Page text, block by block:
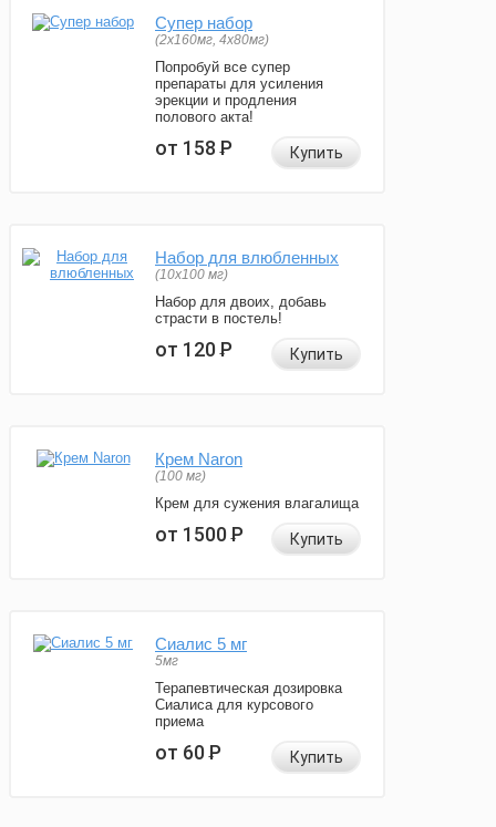
Супер набор
(2х160мг, 4х80мг)
Попробуй все супер
препараты для усиления
эрекции и продления
полового акта!
от 158Р Купить
Набор для влюбленных
(10х100 мг)
Набор для двоих, добавь
страсти в постель!
от 120Р Купить
Крем Naron
(100 мг)
Крем для сужения влагалища
от 1500Р Купить
Сиалис 5 мг
5мг
Терапевтическая дозировка
Сиалиса для курсового
приема
от 60Р Купить